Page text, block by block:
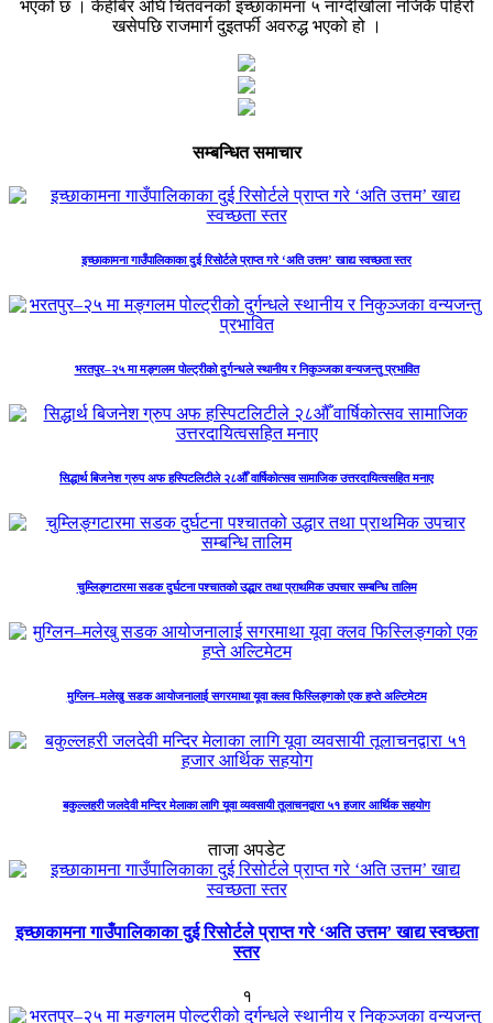
भएको छ । केहीबेर अघि चितवनको इच्छाकामना ५ नाग्दीखोला नजिकै पहिरो
खसेपछि राजमार्ग दुइतर्फी अवरुद्ध भएको हो ।
सम्बन्धित समाचार
इच्छाकामना गाउँपालिकाका दुई रिसोर्टले प्राप्त गरे ‘अति उत्तम’ खाद्य स्वच्छता स्तर
भरतपुर–२५ मा मङ्गलम पोल्ट्रीको दुर्गन्धले स्थानीय र निकुञ्जका वन्यजन्तु प्रभावित
सिद्धार्थ बिजनेश ग्रुप अफ हस्पिटलिटीले २८औँ वार्षिकोत्सव सामाजिक उत्तरदायित्वसहित मनाए
चुम्लिङ्गटारमा सडक दुर्घटना पश्चातको उद्धार तथा प्राथमिक उपचार सम्बन्धि तालिम
मुग्लिन–मलेखु सडक आयोजनालाई सगरमाथा यूवा क्लव फिस्लिङ्गको एक हप्ते अल्टिमेटम
बकुल्लहरी जलदेवी मन्दिर मेलाका लागि यूवा व्यवसायी तूलाचनद्वारा ५१ हजार आर्थिक सहयोग
ताजा अपडेट
इच्छाकामना गाउँपालिकाका दुई रिसोर्टले प्राप्त गरे ‘अति उत्तम’ खाद्य स्वच्छता
स्तर
१